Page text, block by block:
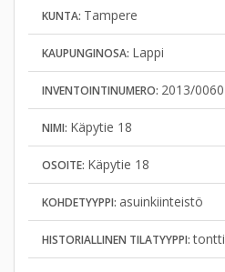
KUNTA: Tampere
KAUPUNGINOSA: Lappi
INVENTOINTINUMERO: 2013/0060
NIMI: Käpytie 18
OSOITE: Käpytie 18
KOHDETYYPPI: asuinkiinteistö
HISTORIALLINEN TILATYYPPI:tontti